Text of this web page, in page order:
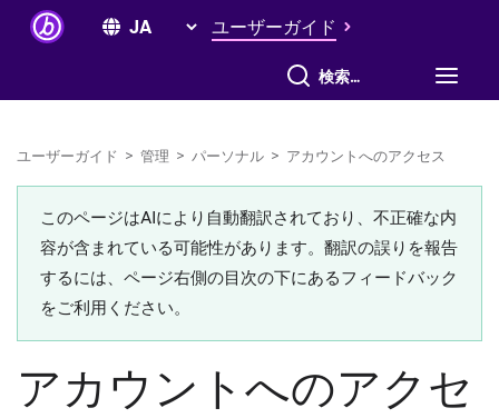
ユーザーガイド
すべて検索
ユーザーガイド > 管理 > パーソナル > アカウントへのアクセス
このページはAIにより自動翻訳されており、不正確な内
容が含まれている可能性があります。翻訳の誤りを報告
するには、ページ右側の目次の下にあるフィードバック
をご利用ください。
アカウントへのアクセ